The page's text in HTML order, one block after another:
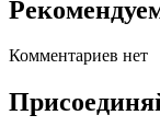
Комментариев нет